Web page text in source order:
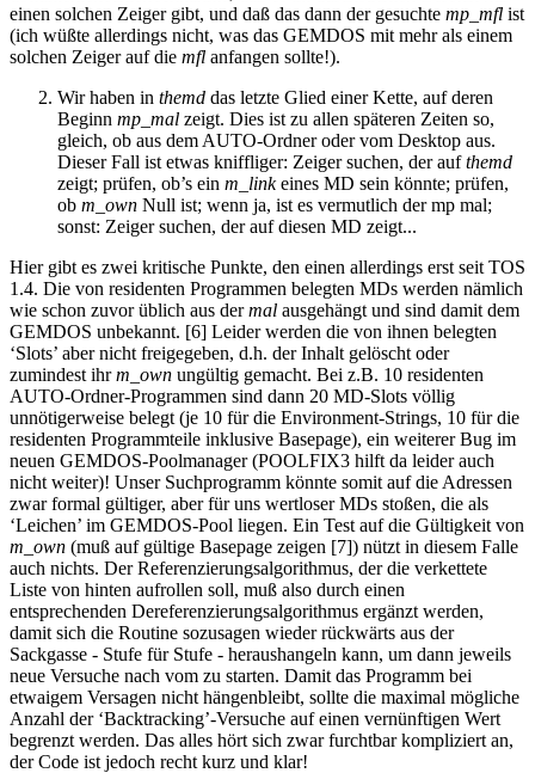
einen solchen Zeiger gibt, und daß das dann der gesuchte mp_mfl ist
(ich wüßte allerdings nicht, was das GEMDOS mit mehr als einem
solchen Zeiger auf die mfl anfangen sollte!).
Wir haben in themd das letzte Glied einer Kette, auf deren
Beginn mp_mal zeigt. Dies ist zu allen späteren Zeiten so,
gleich, ob aus dem AUTO-Ordner oder vom Desktop aus.
Dieser Fall ist etwas kniffliger: Zeiger suchen, der aufthemd
zeigt; prüfen, ob’s ein m_linkeines MD sein könnte; prüfen,
ob m_own Null ist; wenn ja, ist es vermutlich der mp mal;
sonst: Zeiger suchen, der auf diesen MD zeigt...
Hier gibt es zwei kritische Punkte, den einen allerdings erst seit TOS
1.4. Die von residenten Programmen belegten MDs werden nämlich
wie schon zuvor üblich aus dermal ausgehängt und sind damit dem
GEMDOS unbekannt. [6] Leider werden die von ihnen belegten
‘Slots’ aber nicht freigegeben, d.h. der Inhalt gelöscht oder
zumindest ihrm_own ungültig gemacht. Bei z.B. 10 residenten
AUTO-Ordner-Programmen sind dann 20 MD-Slots völlig
unnötigerweise belegt (je 10 für die Environment-Strings, 10 für die
residenten Programmteile inklusive Basepage), ein weiterer Bug im
neuen GEMDOS-Poolmanager (POOLFIX3 hilft da leider auch
nicht weiter)! Unser Suchprogramm könnte somit auf die Adressen
zwar formal gültiger, aber für uns wertloser MDs stoßen, die als
‘Leichen’ im GEMDOS-Pool liegen. Ein Test auf die Gültigkeit von
m_own (muß auf gültige Basepage zeigen [7]) nützt in diesem Falle
auch nichts. Der Referenzierungsalgorithmus, der die verkettete
Liste von hinten aufrollen soll, muß also durch einen
entsprechenden Dereferenzierungsalgorithmus ergänzt werden,
damit sich die Routine sozusagen wieder rückwärts aus der
Sackgasse - Stufe für Stufe - heraushangeln kann, um dann jeweils
neue Versuche nach vom zu starten. Damit das Programm bei
etwaigem Versagen nicht hängenbleibt, sollte die maximal mögliche
Anzahl der ‘Backtracking’-Versuche auf einen vernünftigen Wert
begrenzt werden. Das alles hört sich zwar furchtbar kompliziert an,
der Code ist jedoch recht kurz und klar!